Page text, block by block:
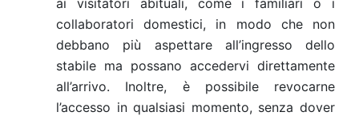
ai visitatori abituali, come i familiari o i
collaboratori domestici, in modo che non
debbano più aspettare all’ingresso dello
stabile ma possano accedervi direttamente
all’arrivo. Inoltre, è possibile revocarne
l’accesso in qualsiasi momento, senza dover